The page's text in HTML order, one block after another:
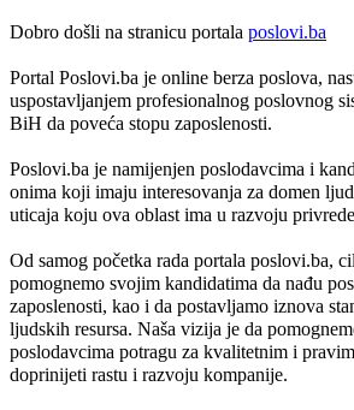
Dobro došli na stranicu portala poslovi.ba
Portal Poslovi.ba je online berza poslova,
uspostavljanjem profesionalnog poslovnog
BiH da poveća stopu zaposlenosti.
Poslovi.ba je namijenjen poslodavcima i
onima koji imaju interesovanja za domen
uticaja koju ova oblast ima u razvoju
Od samog početka rada portala poslovi.ba,
pomognemo svojim kandidatima da nađu
zaposlenosti, kao i da postavljamo iznova
ljudskih resursa. Naša vizija je da
poslodavcima potragu za kvalitetnim i
doprinijeti rastu i razvoju kompanije.